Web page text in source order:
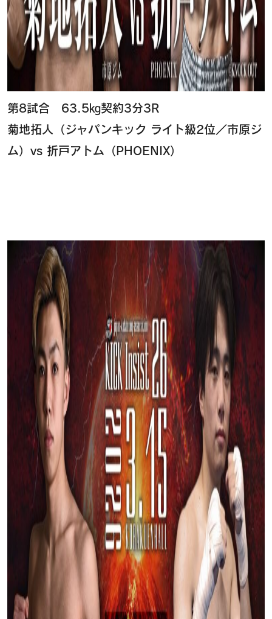
第8試合 63.5㎏契約3分3R
菊地拓人（ジャパンキック ライト級2位／市原ジ
ム）vs 折戸アトム（PHOENIX）